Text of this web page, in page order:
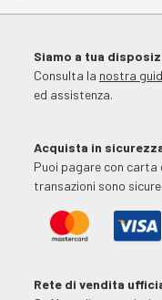
Siamo a tua
Consulta la nostra
ed assistenza.
Acquista in
Puoi pagare con
transazioni sono
Rete di vendita